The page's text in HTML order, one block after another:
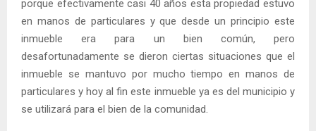
porque efectivamente casi 40 años esta propiedad estuvo
en manos de particulares y que desde un principio este
inmueble era para un bien común, pero
desafortunadamente se dieron ciertas situaciones que el
inmueble se mantuvo por mucho tiempo en manos de
particulares y hoy al fin este inmueble ya es del municipio y
se utilizará para el bien de la comunidad.